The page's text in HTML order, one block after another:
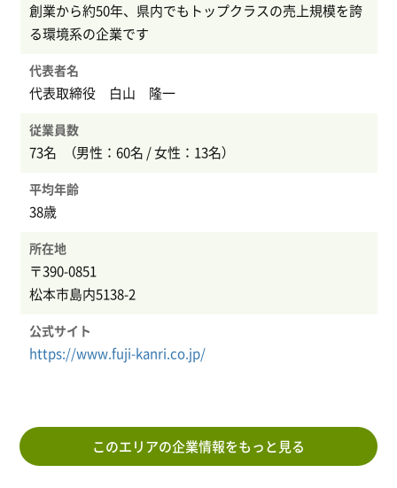
創業から約50年、県内でもトップクラスの売上規模を誇
る環境系の企業です
代表者名
代表取締役 白山 隆一
従業員数
73名 （男性：60名 / 女性：13名）
平均年齢
38歳
所在地
〒390-0851
松本市島内5138-2
公式サイト
https://www.fuji-kanri.co.jp/
このエリアの企業情報をもっと見る